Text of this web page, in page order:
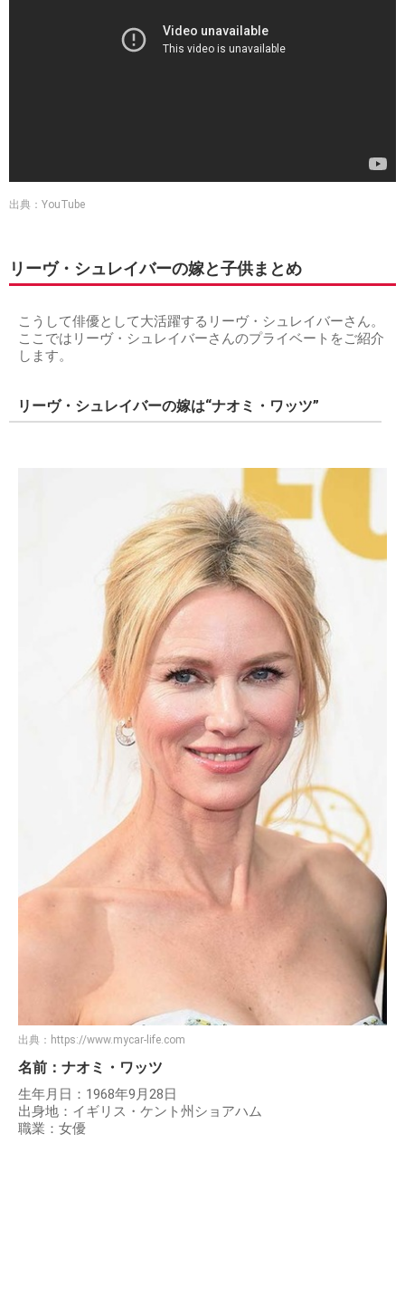
出典：YouTube
リーヴ・シュレイバーの嫁と子供まとめ
こうして俳優として大活躍するリーヴ・シュレイバーさん。
ここではリーヴ・シュレイバーさんのプライベートをご紹介
します。
リーヴ・シュレイバーの嫁は“ナオミ・ワッツ”
出典： https://www.mycar-life.com
名前：ナオミ・ワッツ
生年月日：1968年9月28日
出身地：イギリス・ケント州ショアハム
職業：女優